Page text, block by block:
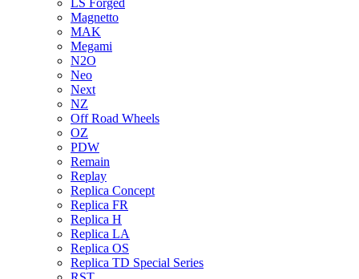
LS Forged
Magnetto
MAK
Megami
N2O
Neo
Next
NZ
Off Road Wheels
OZ
PDW
Remain
Replay
Replica Concept
Replica FR
Replica H
Replica LA
Replica OS
Replica TD Special Series